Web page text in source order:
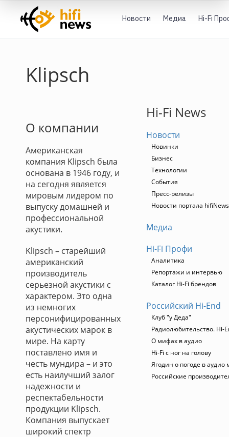
Новости Медиа Hi-Fi
Klipsch
О компании
Американская
компания Klipsch была
основана в 1946 году, и
на сегодня является
мировым лидером по
выпуску домашней и
профессиональной
акустики.
Klipsch – старейший
американский
производитель
серьезной акустики с
характером. Это одна
из немногих
персонифицированных
акустических марок в
мире. На карту
поставлено имя и
честь мундира – и это
есть наилучший залог
надежности и
респектабельности
продукции Klipsch.
Компания выпускает
широкий спектр
Hi-Fi News
Новости
Новинки
Бизнес
Технологии
События
Пресс-релизы
Новости портала hifiNews
Медиа
Hi-Fi Профи
Аналитика
Репортажи и интервью
Каталог Hi-Fi брендов
Российский Hi-End
Клуб "у Деда"
Радиолюбительство. Hi-
О мифах в аудио
Hi-Fi с ног на голову
Ягодин о погоде в аудио
Российские